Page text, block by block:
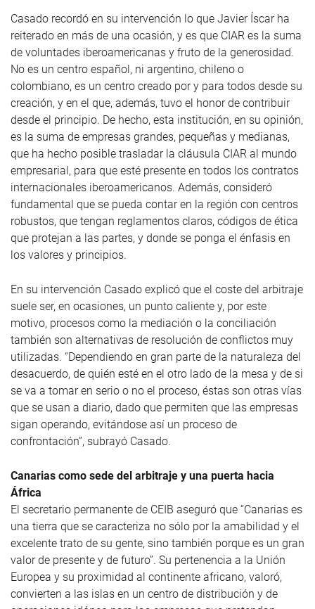
Casado recordó en su intervención lo que Javier Íscar ha
reiterado en más de una ocasión, y es que CIAR es la suma
de voluntades iberoamericanas y fruto de la generosidad.
No es un centro español, ni argentino, chileno o
colombiano, es un centro creado por y para todos desde su
creación, y en el que, además, tuvo el honor de contribuir
desde el principio. De hecho, esta institución, en su opinión,
es la suma de empresas grandes, pequeñas y medianas,
que ha hecho posible trasladar la cláusula CIAR al mundo
empresarial, para que esté presente en todos los contratos
internacionales iberoamericanos. Además, consideró
fundamental que se pueda contar en la región con centros
robustos, que tengan reglamentos claros, códigos de ética
que protejan a las partes, y donde se ponga el énfasis en
los valores y principios.
En su intervención Casado explicó que el coste del arbitraje
suele ser, en ocasiones, un punto caliente y, por este
motivo, procesos como la mediación o la conciliación
también son alternativas de resolución de conflictos muy
utilizadas. “Dependiendo en gran parte de la naturaleza del
desacuerdo, de quién esté en el otro lado de la mesa y de si
se va a tomar en serio o no el proceso, éstas son otras vías
que se usan a diario, dado que permiten que las empresas
sigan operando, evitándose así un proceso de
confrontación”, subrayó Casado.
Canarias como sede del arbitraje y una puerta hacia
África
El secretario permanente de CEIB aseguró que “Canarias es
una tierra que se caracteriza no sólo por la amabilidad y el
excelente trato de su gente, sino también porque es un gran
valor de presente y de futuro”. Su pertenencia a la Unión
Europea y su proximidad al continente africano, valoró,
convierten a las islas en un centro de distribución y de